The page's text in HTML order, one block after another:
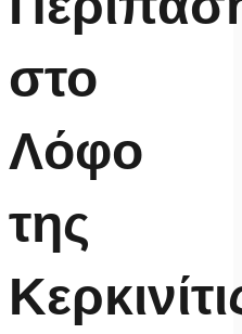
στο
Λόφο
της